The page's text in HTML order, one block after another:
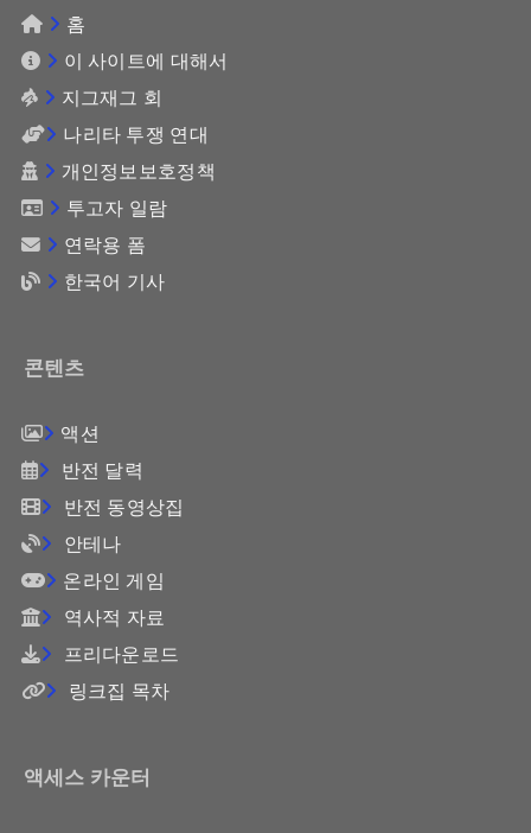
홈
이 사이트에 대해서
지그재그 회
나리타 투쟁 연대
개인정보보호정책
투고자 일람
연락용 폼
한국어 기사
콘텐츠
액션
반전 달력
반전 동영상집
안테나
온라인 게임
역사적 자료
프리다운로드
링크집 목차
액세스 카운터